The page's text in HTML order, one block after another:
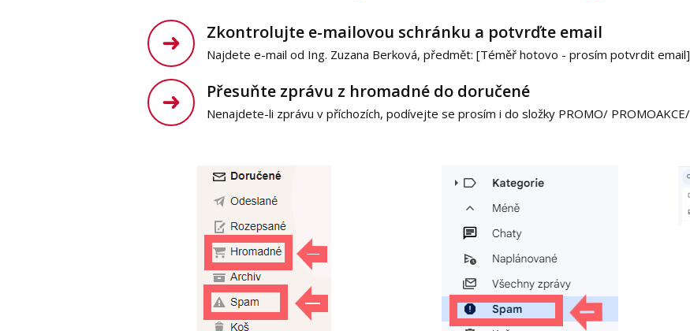
Zkontrolujte e-mailovou schránku a potvrďte email
Najdete e-mail od Ing. Zuzana Berková, předmět: [Téměř hotovo - prosím potvrdit email]
Přesuňte zprávu z hromadné do doručené
Nenajdete-li zprávu v příchozích, podívejte se prosím i do složky PROMO/